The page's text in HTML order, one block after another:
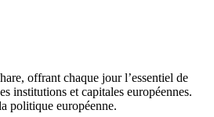
offrant chaque jour l’essentiel de
institutions et capitales européennes.
politique européenne.